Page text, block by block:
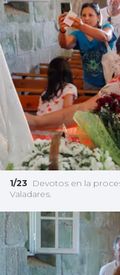
1/23 Devotos en la
Valadares.